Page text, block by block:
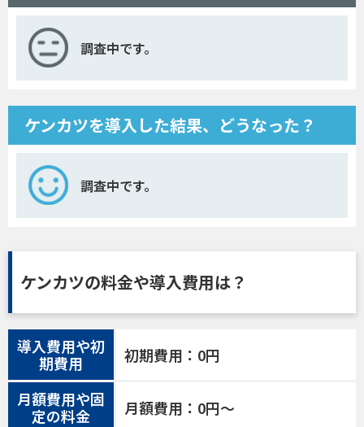
調査中です。
ケンカツを導入した結果、どうなった？
調査中です。
ケンカツの料金や導入費用は？
導入費用や初
期費用
初期費用：0円
月額費用や固
定の料金
月額費用：0円〜